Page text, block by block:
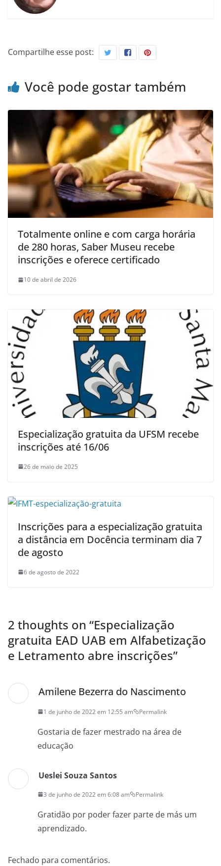
Compartilhe esse post:
Você pode gostar também
Totalmente online e com carga horária
de 280 horas, Saber Museu recebe
inscrições e oferece certificado
10 de abril de 2026
Especialização gratuita da UFSM recebe
inscrições até 16/06
26 de maio de 2025
Inscrições para a especialização gratuita
a distância em Docência terminam dia 7
de agosto
6 de agosto de 2022
2 thoughts on “Especialização
gratuita EAD UAB em Alfabetização
e Letramento abre inscrições”
Amilene Bezerra do Nascimento
1 de junho de 2022 em 12:55 am Permalink
Gostaria de fazer mestrado na área de
educação
Ueslei Souza Santos
3 de junho de 2022 em 6:08 am Permalink
Gratidão por poder fazer parte de más um
aprendizado.
Fechado para comentários.